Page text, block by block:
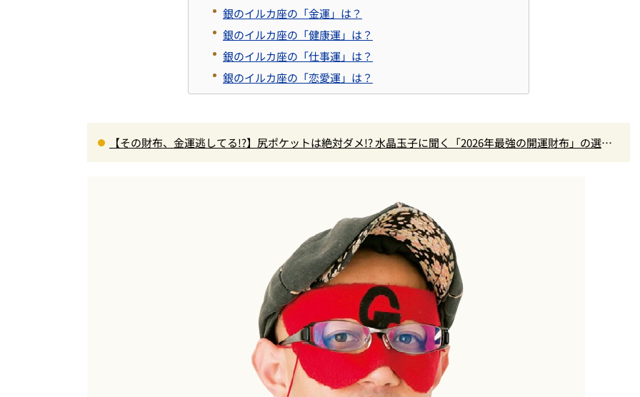
銀のイルカ座の「金運」は？
銀のイルカ座の「健康運」は？
銀のイルカ座の「仕事運」は？
銀のイルカ座の「恋愛運」は？
【その財布、金運逃してる!?】尻ポケットは絶対ダメ!? 水晶玉子に聞く「2026年最強の開運財布」の選び